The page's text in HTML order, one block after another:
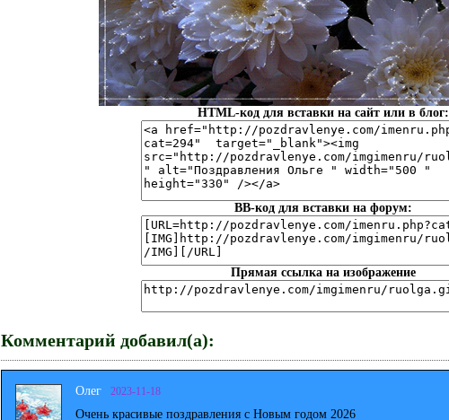
HTML-код для вставки на сайт или в блог:
BB-код для вставки на форум:
Прямая ссылка на изображение
Комментарий добавил(а):
Олег 2023-11-18
Очень красивые поздравления с Новым годом 2026